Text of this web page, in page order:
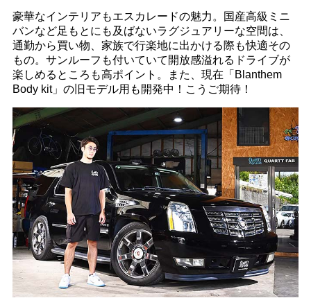
豪華なインテリアもエスカレードの魅力。国産高級ミニ
バンなど足もとにも及ばないラグジュアリーな空間は、
通勤から買い物、家族で行楽地に出かける際も快適その
もの。サンルーフも付いていて開放感溢れるドライブが
楽しめるところも高ポイント。また、現在「Blanthem
Body kit」の旧モデル用も開発中！こうご期待！